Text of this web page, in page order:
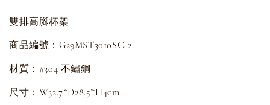
雙排高腳杯架
商品編號：G29MST3010SC-2
材質：#304 不鏽鋼
尺寸：W32.7*D28.5*H4cm